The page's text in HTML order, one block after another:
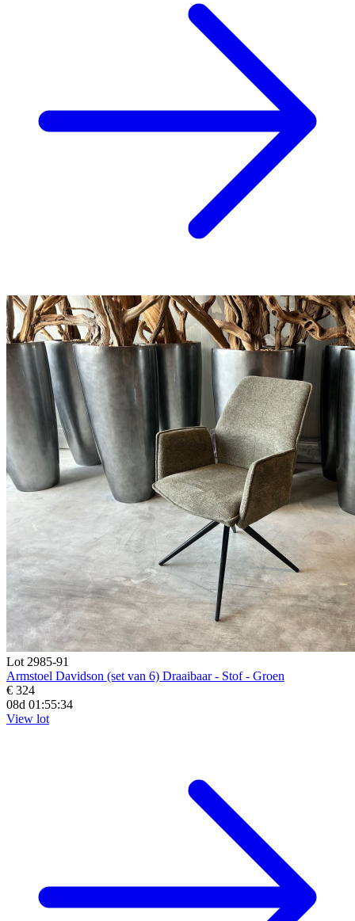
Lot 2985-91
Armstoel Davidson (set van 6) Draaibaar - Stof - Groen
€ 324
08d 01:55:33
View lot